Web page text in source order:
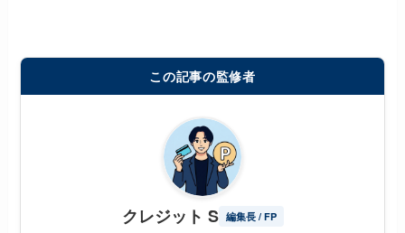
この記事の監修者
クレジット S 編集長 / FP